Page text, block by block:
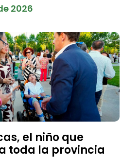
2026
el niño que
toda la provincia